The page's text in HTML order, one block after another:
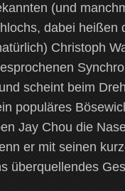
(und
dabei heißen
Christoph
scheint beim
populäres
Jay Chou die
er mit seinen
überquellendes